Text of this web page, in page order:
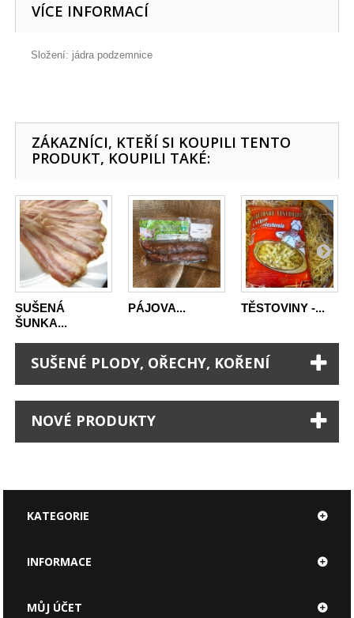
VÍCE INFORMACÍ
Složení: jádra podzemnice
ZÁKAZNÍCI, KTEŘÍ SI KOUPILI TENTO
PRODUKT, KOUPILI TAKÉ:
SUŠENÁ
ŠUNKA...
PÁJOVA... TĚSTOVINY -...
SUŠENÉ PLODY, OŘECHY, KOŘENÍ
NOVÉ PRODUKTY
KATEGORIE
INFORMACE
MŮJ ÚČET